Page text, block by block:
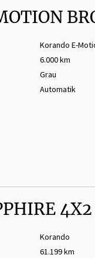
Korando E-
6.000 km
Grau
Automatik
4X2
Korando
61.199 km